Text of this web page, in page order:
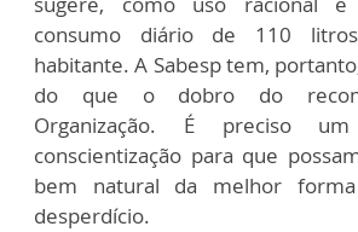
consumo diário de 110
habitante. A Sabesp tem,
do que o dobro do
Organização. É preciso
conscientização para que
bem natural da melhor
desperdício.